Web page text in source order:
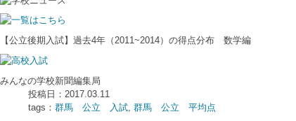
【公立後期入試】過去4年（2011~2014）の得点分布 数学編
みんなの学校新聞編集局
投稿日：2017.03.11
tags： 群馬 公立 入試 群馬 公立 平均点